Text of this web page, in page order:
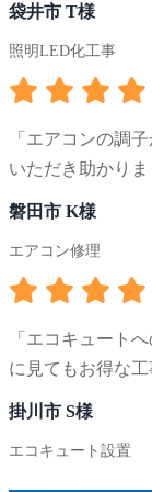
袋井市 T様
照明LED化工事
「エアコンの調
いただき助かり
磐田市 K様
エアコン修理
「エコキュート
に見てもお得な
掛川市 S様
エコキュート設置